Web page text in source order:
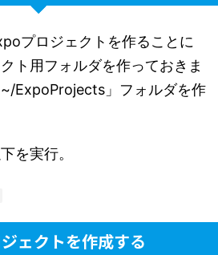
プロジェクトを作ることに
ト用フォルダを作っておきま
ExpoProjects」フォルダを作
を実行。
ェクトを作成する